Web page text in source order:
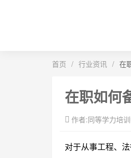
首页 / 行业资讯 / 在
在职如何
作者:同等学力培
对于从事工程、